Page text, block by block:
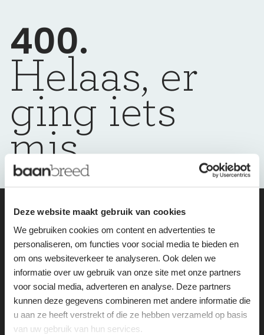
Deze website maakt gebruik van cookies
We gebruiken cookies om content en advertenties te
personaliseren, om functies voor social media te bieden en
om ons websiteverkeer te analyseren. Ook delen we
informatie over uw gebruik van onze site met onze partners
voor social media, adverteren en analyse. Deze partners
kunnen deze gegevens combineren met andere informatie die
u aan ze heeft verstrekt of die ze hebben verzameld op basis
van uw gebruik van hun services.
400.
Helaas, er
ging iets
mis
wij helpen je
graag weer op
weg
Vind de leukste vacatures of het juiste personeel via
deze pagina’s: